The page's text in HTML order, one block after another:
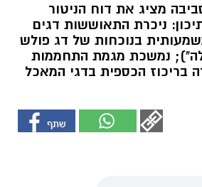
מציג את דוח הניטור
ניכרת התאוששות דגים
בנוכחות של דג פולש
נמשכת מגמת התחממות
בריכוז הכספית בדגי המאכל